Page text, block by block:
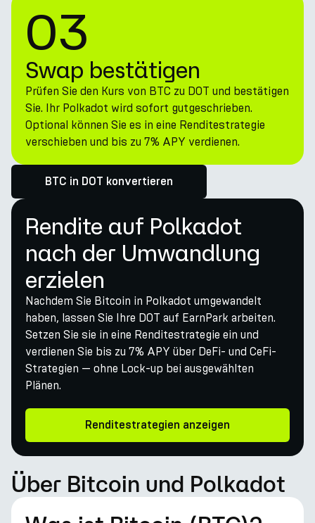
03
Swap bestätigen
Prüfen Sie den Kurs von BTC zu DOT und bestätigen
Sie. Ihr Polkadot wird sofort gutgeschrieben.
Optional können Sie es in eine Renditestrategie
verschieben und bis zu 7% APY verdienen.
BTC in DOT konvertieren
Rendite auf Polkadot
nach der Umwandlung
erzielen
Nachdem Sie Bitcoin in Polkadot umgewandelt
haben, lassen Sie Ihre DOT auf EarnPark arbeiten.
Setzen Sie sie in eine Renditestrategie ein und
verdienen Sie bis zu 7% APY über DeFi- und CeFi-
Strategien — ohne Lock-up bei ausgewählten
Plänen.
Renditestrategien anzeigen
Über Bitcoin und Polkadot